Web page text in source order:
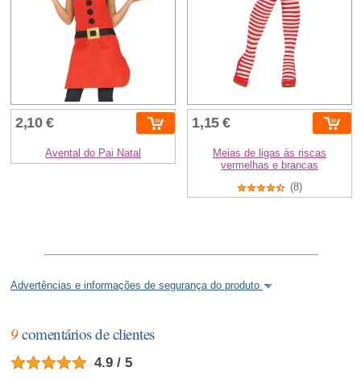
2,10 €
Avental do Pai Natal
1,15 €
Meias de ligas às riscas
vermelhas e brancas
(8)
Advertências e informações de segurança do produto
9comentários de clientes
4.9 / 5